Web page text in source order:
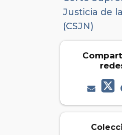
Justicia de
(CSJN)